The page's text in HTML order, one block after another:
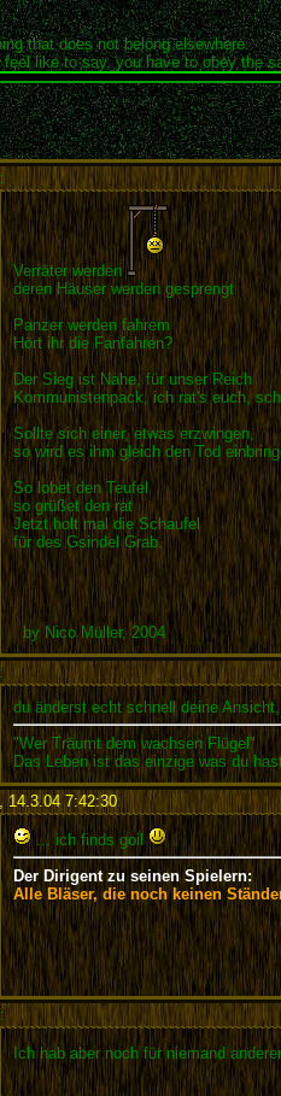
that does not belong elsewhere.
like to say, you have to obey the
:
Verräter werden
deren Häuser werden gesprengt
Panzer werden fahrem
Hört ihr die Fanfahren?
Der Sieg ist Nahe, für unser Reich
Kommunistenpack, ich rat's euch,
Sollte sich einer, etwas erzwingen,
so wird es ihm gleich den Tod
So lobet den Teufel
so grüßet den rat
Jetzt holt mal die Schaufel
für des Gsindel Grab.
by Nico Müller, 2004
du änderst echt schnell deine
"Wer Träumt dem wachsen Flügel"
Das Leben ist das einzige was du
14.3.04 7:42:30:
... ich finds goil
Der Dirigent zu seinen Spielern:
Alle Bläser, die noch keinen
:
Ich hab aber noch für niemand